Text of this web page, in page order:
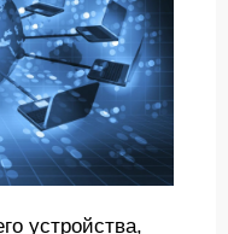
устройства,